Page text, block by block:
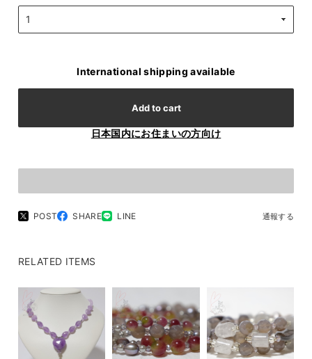
International shipping available
Add to cart
日本国内にお住まいの方向け
POST SHARE LINE 通報する
RELATED ITEMS